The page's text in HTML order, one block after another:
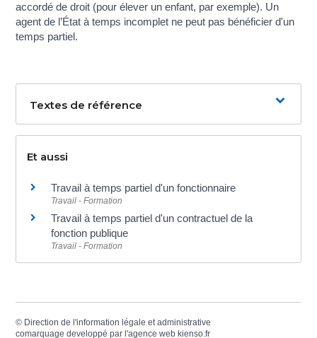
accordé de droit (pour élever un enfant, par exemple). Un
agent de l’État à temps incomplet ne peut pas bénéficier d'un
temps partiel.
Textes de référence
Et aussi
Travail à temps partiel d'un fonctionnaire
Travail - Formation
Travail à temps partiel d'un contractuel de la
fonction publique
Travail - Formation
© Direction de l'information légale et administrative
comarquage developpé par l'agence web kienso.fr